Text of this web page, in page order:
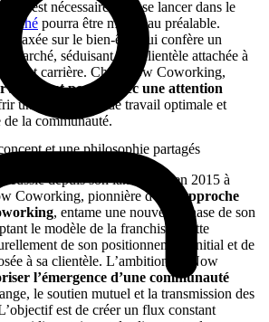
est nécessaire pour se lancer dans le
pourra être menée au préalable.
axée sur le bien-être, lui confère un
marché, séduisant une clientèle attachée à
et carrière. Chez Now Coworking,
sont pensés avec une attention
une expérience de travail optimale et
de la communauté.
et une philosophie partagés
depuis son lancement en 2015 à
Coworking, pionnière d’une
approche
, entame une nouvelle phase de son
le modèle de la franchise. Cette
de son positionnement initial et de
à sa clientèle. L’ambition de Now
l’émergence d’une communauté
le soutien mutuel et la transmission des
est de créer un flux constant